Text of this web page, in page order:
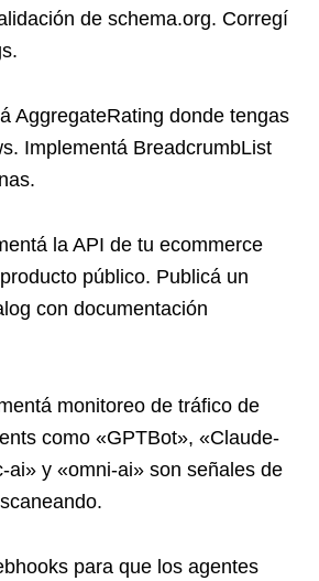
de schema.org. Corregí
AggregateRating donde tengas
Implementá BreadcrumbList
la API de tu ecommerce
público. Publicá un
con documentación
monitoreo de tráfico de
como «GPTBot», «Claude-
ai» y «omni-ai» son señales de
para que los agentes